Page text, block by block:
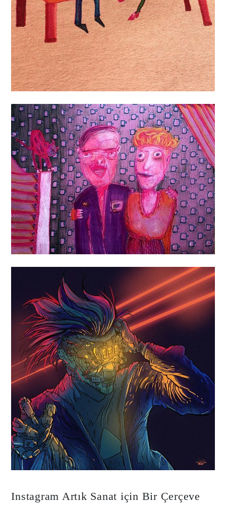
Instagram Artık Sanat için Bir Çerçeve